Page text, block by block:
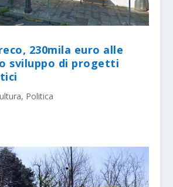
230mila euro alle
sviluppo di progetti
, Politica